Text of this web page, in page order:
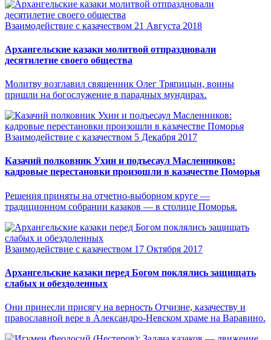
Взаимодействие с казачеством 21 Августа 2018
Архангельские казаки молитвой отпраздновали
десятилетие своего общества
Молитву возглавил священник Олег Тряпицын, воины
пришли на богослужение в парадных мундирах.
Взаимодействие с казачеством 5 Декабря 2017
Казачий полковник Ухин и подъесаул Масленников:
кадровые перестановки произошли в казачестве Поморья
Решения приняты на отчетно-выборном круге —
традиционном собрании казаков — в столице Поморья.
Взаимодействие с казачеством 17 Октября 2017
Архангельские казаки перед Богом поклялись защищать
слабых и обездоленных
Они принесли присягу на верность Отчизне, казачеству и
православной вере в Александро-Невском храме на Варавино.